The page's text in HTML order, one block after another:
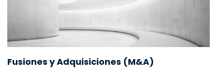
Fusiones y Adquisiciones (M&A)